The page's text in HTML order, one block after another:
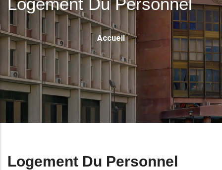
Fil
D'Ariane
Accueil
Logement Du Personnel